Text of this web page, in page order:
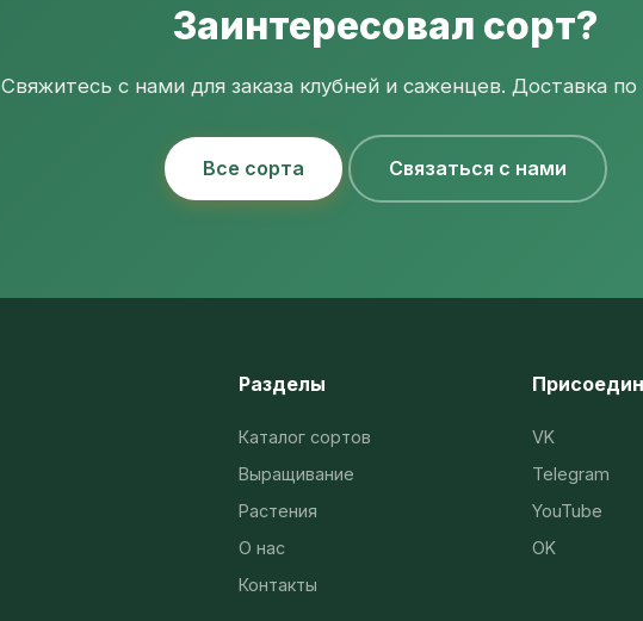
Заинтересовал сорт?
Свяжитесь с нами для заказа клубней и саженцев. Доставка по
Все сорта Связаться с нами
Разделы
Каталог сортов
Выращивание
Растения
О нас
Контакты
VK
Telegram
YouTube
OK